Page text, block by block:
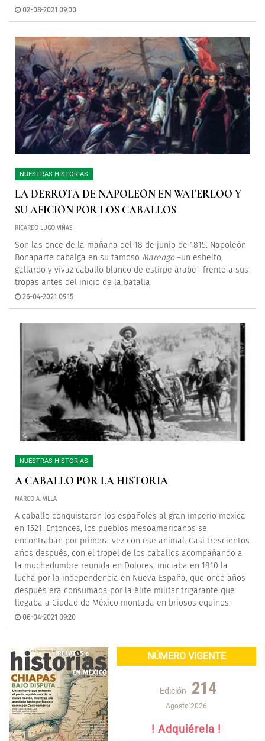
02-08-2021 09:00
NUESTRAS HISTORIAS
LA DERROTA DE NAPOLEÓN EN WATERLOO Y
SU AFICIÓN POR LOS CABALLOS
RICARDO LUGO VIÑAS
Son las once de la mañana del 18 de junio de 1815. Napoleón
Bonaparte cabalga en su famoso Marengo–un esbelto,
gallardo y vivaz caballo blanco de estirpe árabe– frente a sus
tropas antes del inicio de la batalla.
26-04-2021 09:15
NUESTRAS HISTORIAS
A CABALLO POR LA HISTORIA
MARCO A. VILLA
A caballo conquistaron los españoles al gran imperio mexica
en 1521. Entonces, los pueblos mesoamericanos se
encontraban por primera vez con ese animal. Casi trescientos
años después, con el tropel de los caballos acompañando a
la muchedumbre reunida en Dolores, iniciaba en 1810 la
lucha por la independencia en Nueva España, que once años
después era consumada por la élite militar trigarante que
llegaba a Ciudad de México montada en briosos equinos.
06-04-2021 09:20
NÚMERO VIGENTE
Edición 214
Agosto 2026
! Adquiérela !